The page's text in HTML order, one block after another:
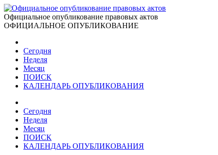
Официальное опубликование правовых актов
ОФИЦИАЛЬНОЕ ОПУБЛИКОВАНИЕ
Сегодня
Неделя
Месяц
ПОИСК
КАЛЕНДАРЬ ОПУБЛИКОВАНИЯ
Сегодня
Неделя
Месяц
ПОИСК
КАЛЕНДАРЬ ОПУБЛИКОВАНИЯ